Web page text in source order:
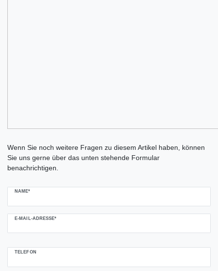
Wenn Sie noch weitere Fragen zu diesem Artikel haben, können
Sie uns gerne über das unten stehende Formular
benachrichtigen.
NAME*
E-MAIL-ADRESSE*
TELEFON